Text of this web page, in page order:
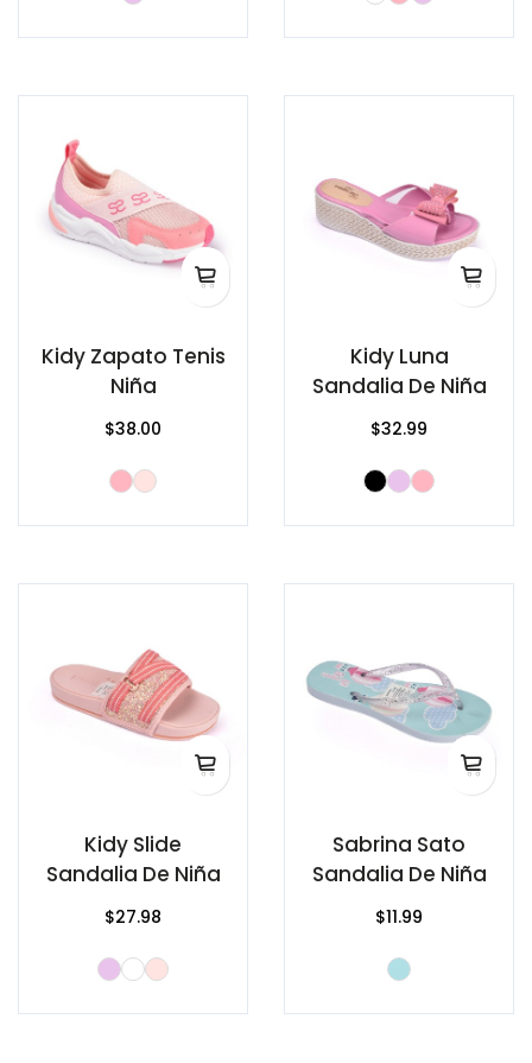
Kidy Zapato Tenis
Niña
$38.00
Kidy Luna
Sandalia De Niña
$32.99
Kidy Slide
Sandalia De Niña
$27.98
Sabrina Sato
Sandalia De Niña
$11.99